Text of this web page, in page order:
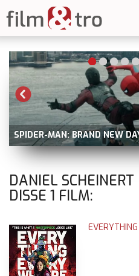
SPIDER-MAN: BRAND NEW
DANIEL
DISSE 1 FILM: